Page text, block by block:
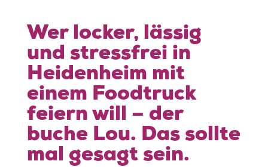
Wer locker, lässig
und stressfrei in
Heidenheim mit
einem Foodtruck
feiern will – der
buche Lou. Das sollte
mal gesagt sein.